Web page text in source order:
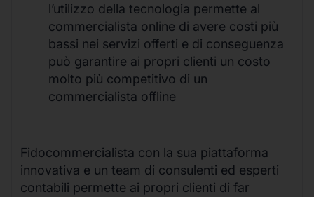
l’utilizzo della tecnologia permette al
commercialista online di avere costi più
bassi nei servizi offerti e di conseguenza
può garantire ai propri clienti un costo
molto più competitivo di un
commercialista offline
Fidocommercialista con la sua piattaforma
innovativa e un team di consulenti ed esperti
contabili permette ai propri clienti di far